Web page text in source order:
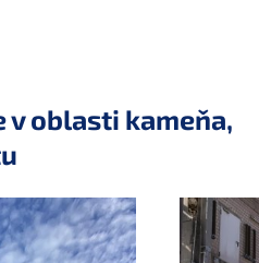
oblasti kameňa,